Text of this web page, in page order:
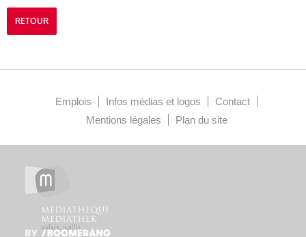
RETOUR
Emplois Infos médias et logos
Contact
Mentions légales
Plan du site